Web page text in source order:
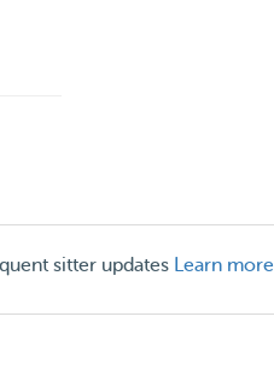
sitter updates Learn more